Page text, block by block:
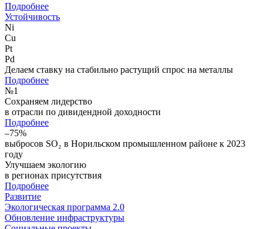
Подробнее
Устойчивость
Ni
Cu
Pt
Pd
Делаем ставку на стабильно растущий спрос на металлы
Подробнее
№1
Сохраняем лидерство
в отрасли по дивидендной доходности
Подробнее
–75%
выбросов SO₂ в Норильском промышленном районе к 2023
году
Улучшаем экологию
в регионах присутствия
Подробнее
Развитие
Экологическая программа 2.0
Обновление инфраструктуры